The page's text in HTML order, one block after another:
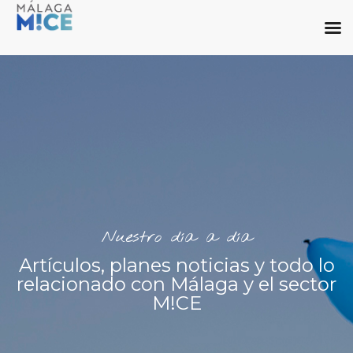
Nuestro día a día
Artículos, planes noticias y todo lo
relacionado con Málaga y el sector
M!CE